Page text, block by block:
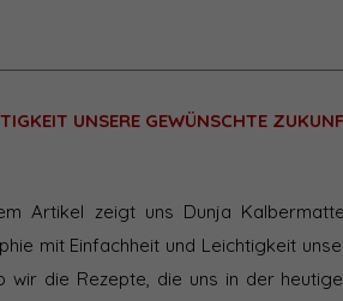
UNSERE GEWÜNSCHTE
Artikel zeigt uns Dunja
mit Einfachheit und Leichtigkeit
wir die Rezepte, die uns in der